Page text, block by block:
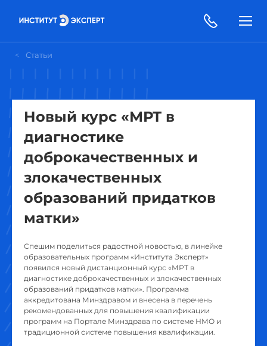
Статьи
Новый курс «МРТ в
диагностике
доброкачественных и
злокачественных
образований придатков
матки»
Спешим поделиться радостной новостью, в линейке
образовательных программ «Института Эксперт»
появился новый дистанционный курс «МРТ в
диагностике доброкачественных и злокачественных
образований придатков матки». Программа
аккредитована Минздравом и внесена в перечень
рекомендованных для повышения квалификации
программ на Портале Минздрава по системе НМО и
традиционной системе повышения квалификации.